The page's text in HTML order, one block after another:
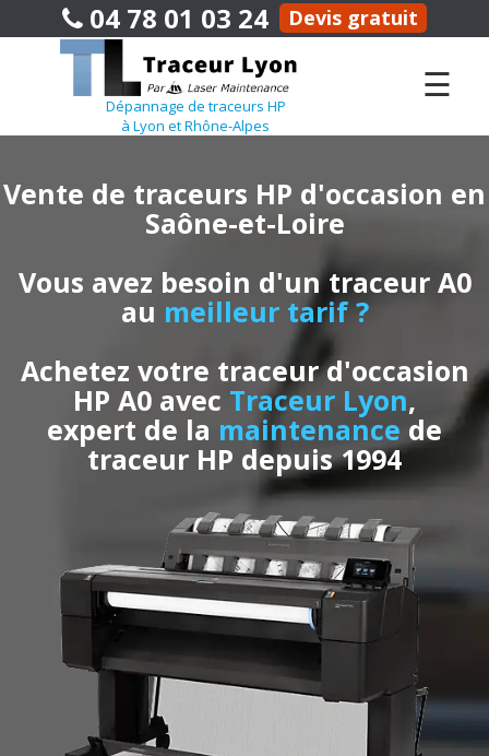
04 78 01 03 24 Devis gratuit
Dépannage de traceurs HP
à Lyon et Rhône-Alpes
☰
Vente de traceurs HP d'occasion en
Saône-et-Loire
Vous avez besoin d'un traceur A0
au meilleur tarif ?
Achetez votre traceur d'occasion
HP A0 avec Traceur Lyon,
expert de la maintenance de
traceur HP depuis 1994